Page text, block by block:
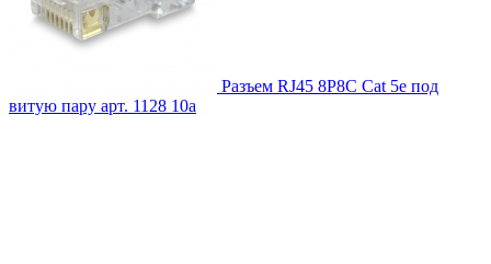
Разъем RJ45 8P8C Cat 5e под
витую пару арт. 1128 10a